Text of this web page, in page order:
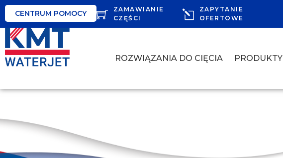
CENTRUM POMOCY
ZAMAWIANIE
CZĘŚCI
ZAPYTANIE
OFERTOWE
ROZWIĄZANIA DO CIĘCIA PRODUKTY